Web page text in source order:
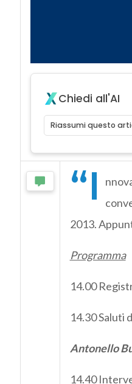
Chiedi all'AI
Riassumi questo
“I
2013.
Programma
14.00
14.30 Saluti
Antonello
14.40